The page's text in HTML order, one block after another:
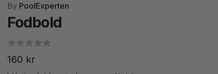
By PoolExperten
Fodbold
Normalpris
160 kr